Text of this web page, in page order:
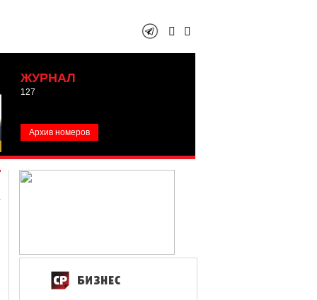
ЖУРНАЛ
127
Архив номеров